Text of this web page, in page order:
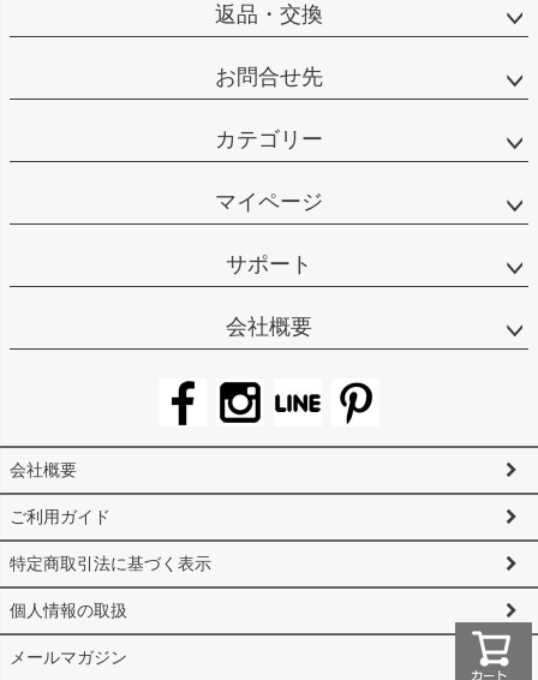
返品・交換
お問合せ先
カテゴリー
マイページ
サポート
会社概要
会社概要
ご利用ガイド
特定商取引法に基づく表示
個人情報の取扱
メールマガジン